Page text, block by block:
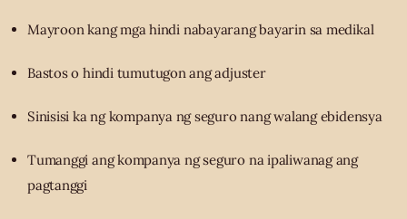
Mayroon kang mga hindi nabayarang bayarin sa medikal
Bastos o hindi tumutugon ang adjuster
Sinisisi ka ng kompanya ng seguro nang walang ebidensya
Tumanggi ang kompanya ng seguro na ipaliwanag ang
pagtanggi